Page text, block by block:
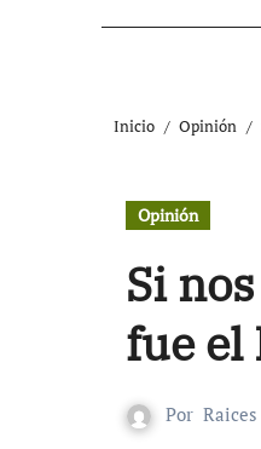
Inicio Opinión
Opinión
Si
fue el
Por Raices